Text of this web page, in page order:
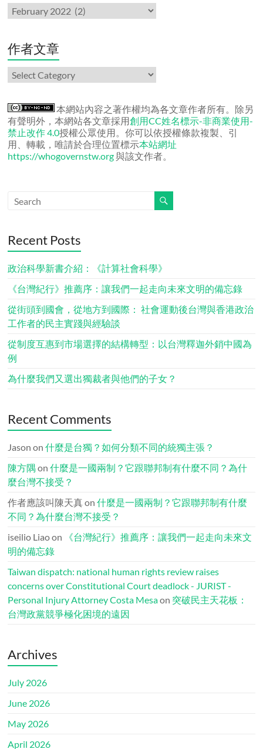
月
份
章
作者文章
作
者
章
本網站內容之著作權均為各文章作者所有。除另
有聲明外，本網站各文章採用創用CC姓名標示-非商業使用-
禁止改作 4.0授權公眾使用。你可以依授權條款複製、引
用、轉載，唯請於合理位置標示本站網址
https://whogovernstw.org與該文作者。
Recent Posts
政治科學新書介紹：《計算社會科學》
《台灣紀行》推薦序：讓我們一起走向未來文明的備忘錄
從街頭到國會，從地方到國際： 社會運動後台灣與香港政治
工作者的民主實踐與經驗談
從制度互惠到市場選擇的結構轉型：以台灣釋迦外銷中國為
例
為什麼我們又選出獨裁者與他們的子女？
Recent Comments
Jason on什麼是台獨？如何分類不同的統獨主張？
陳方隅 on什麼是一國兩制？它跟聯邦制有什麼不同？為什
麼台灣不接受？
作者應該叫陳天真on什麼是一國兩制？它跟聯邦制有什麼
不同？為什麼台灣不接受？
iseilio Liaoon
《台灣紀行》推薦序：讓我們一起走向未來文
明的備忘錄
Taiwan dispatch: national human rights review raises
concerns over Constitutional Court deadlock - JURIST -
Personal Injury Attorney Costa Mesaon 突破民主天花板：
台灣政黨競爭極化困境的遠因
Archives
July 2026
June 2026
May 2026
April 2026